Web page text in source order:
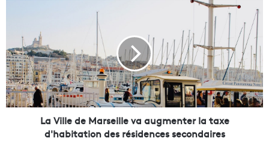
e
m
a
r
q
l
l
e
d
e
La Ville de Marseille va augmenter la taxe
d'habitation des résidences secondaires